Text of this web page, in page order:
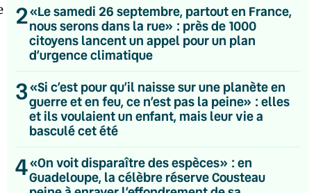
2«Le samedi 26 septembre, partout en France,
nous serons dans la rue» : près de 1000
citoyens lancent un appel pour un plan
d’urgence climatique
3«Si c’est pour qu’il naisse sur une planète en
guerre et en feu, ce n’est pas la peine» : elles
et ils voulaient un enfant, mais leur vie a
basculé cet été
4«On voit disparaître des espèces» : en
Guadeloupe, la célèbre réserve Cousteau
💌 Inscrivez-vous à nos newsletters
Quotidienne